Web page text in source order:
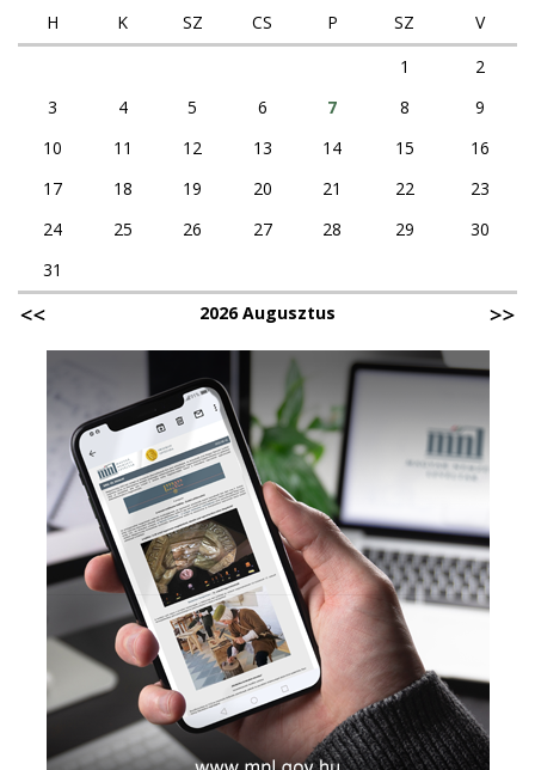
H
K SZ CS P SZ
V
1
2
3
4 5 6 7 8
9
10
11 12 13 14 15
16
17
18 19 20 21 22
23
24
25 26 27 28 29
30
31
2026 Augusztus